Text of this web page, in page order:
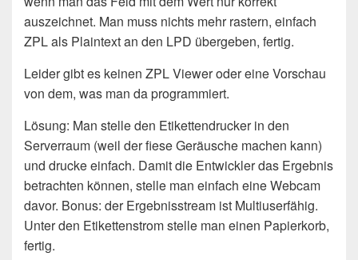
auszeichnet. Man muss nichts mehr rastern, einfach
ZPL als Plaintext an den LPD übergeben, fertig.
Leider gibt es keinen ZPL Viewer oder eine Vorschau
von dem, was man da programmiert.
Lösung: Man stelle den Etikettendrucker in den
Serverraum (weil der fiese Geräusche machen kann)
und drucke einfach. Damit die Entwickler das Ergebnis
betrachten können, stelle man einfach eine Webcam
davor. Bonus: der Ergebnisstream ist Multiuserfähig.
Unter den Etikettenstrom stelle man einen Papierkorb,
fertig.